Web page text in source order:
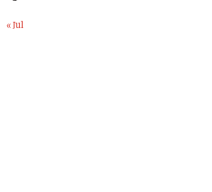
« Jul